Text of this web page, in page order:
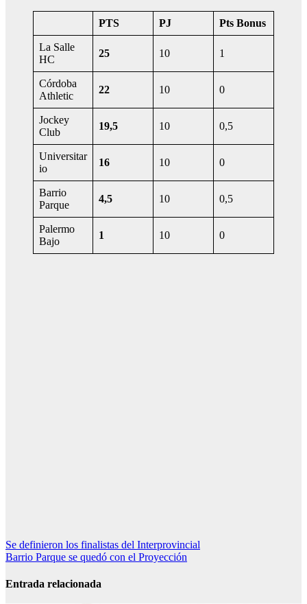
PTS PJ Pts Bonus
La Salle
HC
25 10 1
Córdoba
Athletic
22 10 0
Jockey
Club
19,5 10 0,5
Universitar
io
16 10 0
Barrio
Parque
4,5 10 0,5
Palermo
Bajo
1 10 0
Navegación
de
entradas
Se definieron los finalistas del Interprovincial
Barrio Parque se quedó con el Proyección
Entrada relacionada